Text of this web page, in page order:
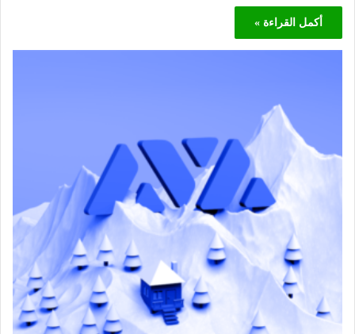
أكمل القراءة »